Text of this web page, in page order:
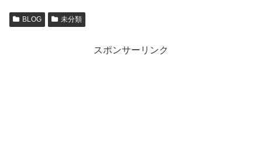
BLOG 未分類
スポンサーリンク